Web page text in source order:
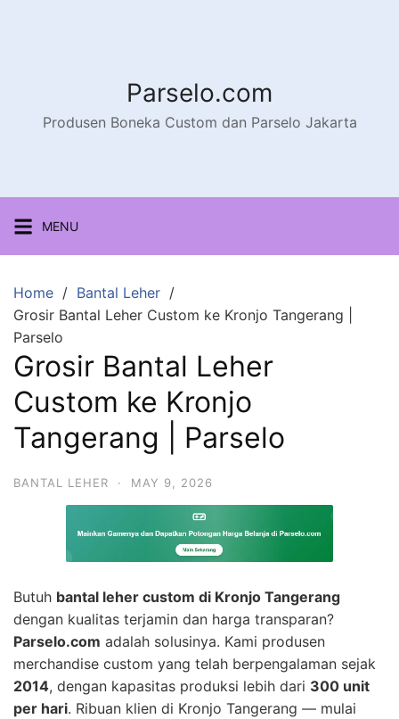
Parselo.com
Produsen Boneka Custom dan Parselo Jakarta
MENU
Home
Bantal Leher
Grosir Bantal Leher Custom ke Kronjo Tangerang |
Parselo
Grosir Bantal Leher
Custom ke Kronjo
Tangerang | Parselo
BANTAL LEHER · MAY 9, 2026
Butuh bantal leher custom di Kronjo Tangerang
dengan kualitas terjamin dan harga transparan?
Parselo.com adalah solusinya. Kami produsen
merchandise custom yang telah berpengalaman sejak
2014, dengan kapasitas produksi lebih dari 300 unit
per hari. Ribuan klien di Kronjo Tangerang — mulai